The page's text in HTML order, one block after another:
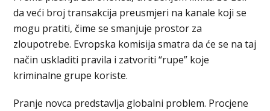
da veći broj transakcija preusmjeri na kanale koji se
mogu pratiti, čime se smanjuje prostor za
zloupotrebe. Evropska komisija smatra da će se na taj
način uskladiti pravila i zatvoriti “rupe” koje
kriminalne grupe koriste.
Pranje novca predstavlja globalni problem. Procjene